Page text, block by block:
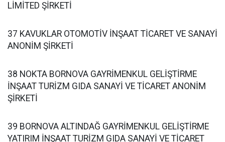
LİMİTED ŞİRKETİ
37 KAVUKLAR OTOMOTİV İNŞAAT TİCARET VE SANAYİ
ANONİM ŞİRKETİ
38 NOKTA BORNOVA GAYRİMENKUL GELİŞTİRME
İNŞAAT TURİZM GIDA SANAYİ VE TİCARET ANONİM
ŞİRKETİ
39 BORNOVA ALTINDAĞ GAYRİMENKUL GELİŞTİRME
YATIRIM İNŞAAT TURİZM GIDA SANAYİ VE TİCARET